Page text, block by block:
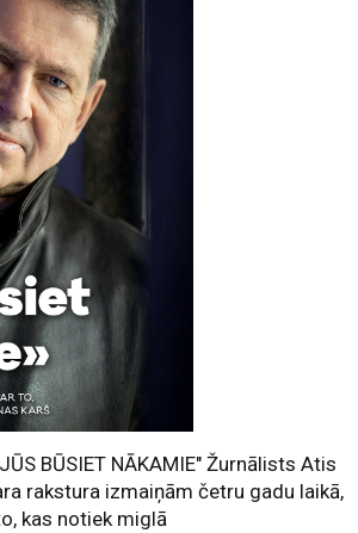
BŪSIET NĀKAMIE" Žurnālists Atis
rakstura izmaiņām četru gadu laikā,
kas notiek miglā